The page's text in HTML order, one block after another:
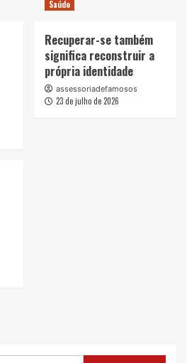
Saúde
Recuperar-se também
significa reconstruir a
própria identidade
assessoriadefamosos
23 de julho de 2026